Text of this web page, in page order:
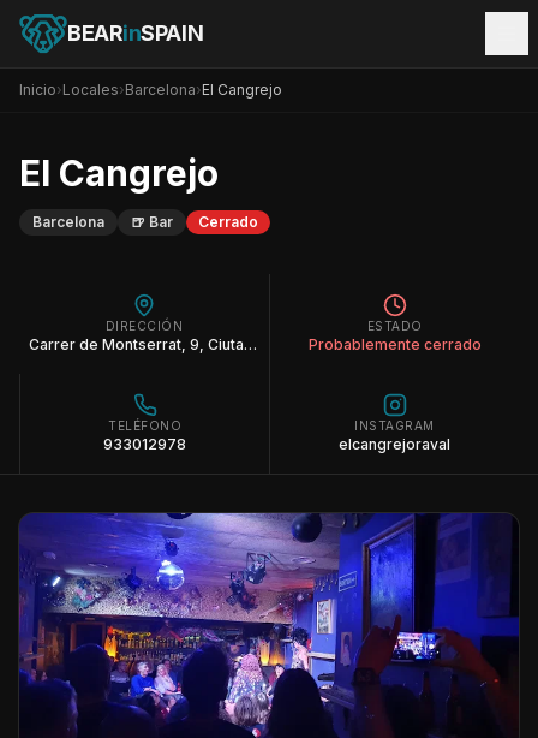
BEARinSPAIN
Inicio›Locales›Barcelona›El Cangrejo
El Cangrejo
Barcelona 🍺 Bar Cerrado
DIRECCIÓN
Carrer de Montserrat, 9, Ciutat Vella, 08001 Barcelona
ESTADO
Probablemente cerrado
TELÉFONO
933012978
INSTAGRAM
elcangrejoraval